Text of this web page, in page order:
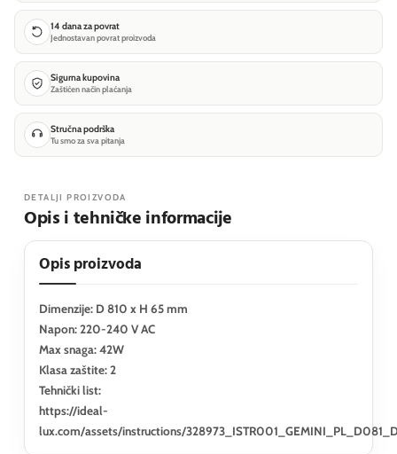
14 dana za povrat
Jednostavan povrat proizvoda
Sigurna kupovina
Zaštićen način plaćanja
Stručna podrška
Tu smo za sva pitanja
DETALJI PROIZVODA
Opis i tehničke informacije
Opis proizvoda
Dimenzije: D 810 x H 65 mm
Napon: 220-240 V AC
Max snaga: 42W
Klasa zaštite: 2
Tehnički list:
https://ideal-
lux.com/assets/instructions/